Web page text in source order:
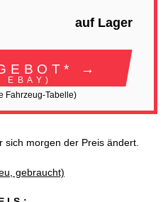
auf Lager
→
EBAY)
Fahrzeug-Tabelle)
sich morgen der Preis ändert.
gebraucht)